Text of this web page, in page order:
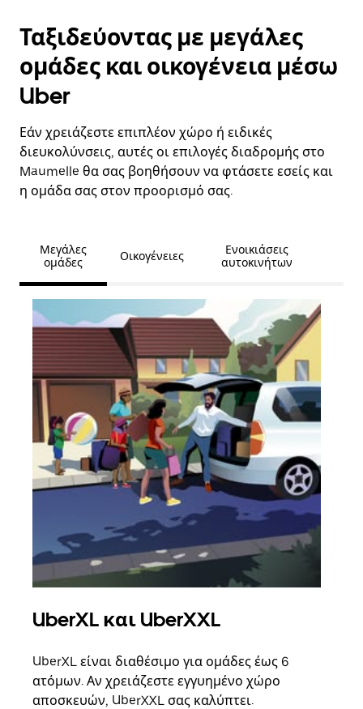
Ταξιδεύοντας με μεγάλες
ομάδες και οικογένεια μέσω
Uber
Εάν χρειάζεστε επιπλέον χώρο ή ειδικές
διευκολύνσεις, αυτές οι επιλογές διαδρομής στο
Maumelle θα σας βοηθήσουν να φτάσετε εσείς και
η ομάδα σας στον προορισμό σας.
Μεγάλες
ομάδες
Οικογένειες
Ενοικιάσεις
αυτοκινήτων
UberXL και UberXXL
UberXL είναι διαθέσιμο για ομάδες έως 6
ατόμων. Αν χρειάζεστε εγγυημένο χώρο
αποσκευών, UberXXL σας καλύπτει.